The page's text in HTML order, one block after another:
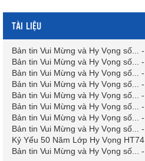
TÀI LIỆU
Bản tin Vui Mừng và Hy Vọng số... -
Bản tin Vui Mừng và Hy Vọng số...
-
Bản tin Vui Mừng và Hy Vọng số...
-
Bản tin Vui Mừng và Hy Vọng số...
-
Bản tin Vui Mừng và Hy Vọng số...
-
Bản tin Vui Mừng và Hy Vọng số...
-
Bản tin Vui Mừng và Hy Vọng số...
-
Bản tin Vui Mừng và Hy Vọng số...
-
Kỷ Yếu 50 Năm Lớp Hy Vọng HT74
Bản tin Vui Mừng và Hy Vọng số...
-